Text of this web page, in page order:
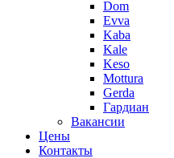
Dom
Evva
Kaba
Kale
Keso
Mottura
Gerda
Гардиан
Вакансии
Цены
Контакты